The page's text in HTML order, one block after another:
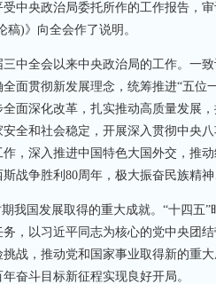
央政治局委托所作的工作报告，审
)》向全会作了说明。
全会以来中央政治局的工作。一致
面贯彻新发展理念，统筹推进“五
面深化改革，扎实推动高质量发展
全和社会稳定，开展深入贯彻中央
，深入推进中国特色大国外交，推
战争胜利80周年，极大振奋民族精
国发展取得的重大成就。“十四五”
，以习近平同志为核心的党中央团
战，推动党和国家事业取得新的重
奋斗目标新征程实现良好开局。